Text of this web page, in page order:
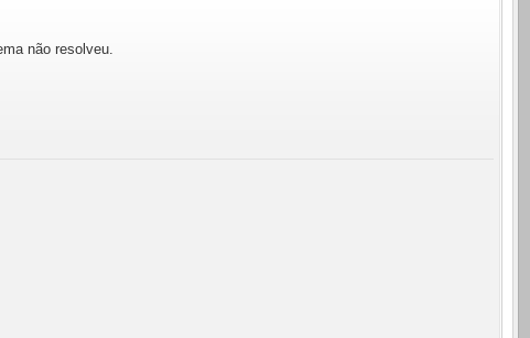
não resolveu.